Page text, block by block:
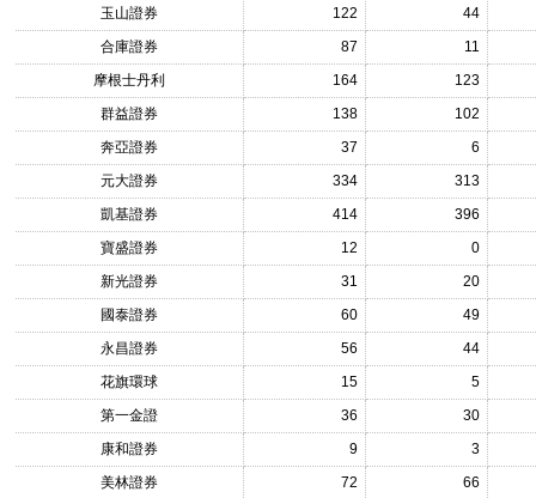
玉山證券 122
44
合庫證券
87
11
摩根士丹利
164
123
群益證券
138
102
奔亞證券
37
6
元大證券
334
313
凱基證券
414
396
寶盛證券
12
0
新光證券
31
20
國泰證券
60
49
永昌證券
56
44
花旗環球
15
5
第一金證
36
30
康和證券
9
3
美林證券
72 66